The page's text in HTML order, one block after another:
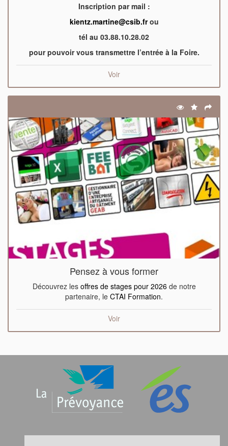
Inscription par mail :
kientz.martine@csib.frou
tél au 03.88.10.28.02
pour pouvoir vous transmettre l’entrée à la Foire.
Voir
Pensez à vous former
Découvrez les offres de stages pour 2026de notre
partenaire, le CTAI Formation.
Voir